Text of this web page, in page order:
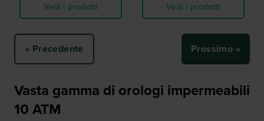
Vedi i prodotti
Vedi i prodotti
« Precedente Prossimo »
Vasta gamma di orologi impermeabili
10 ATM